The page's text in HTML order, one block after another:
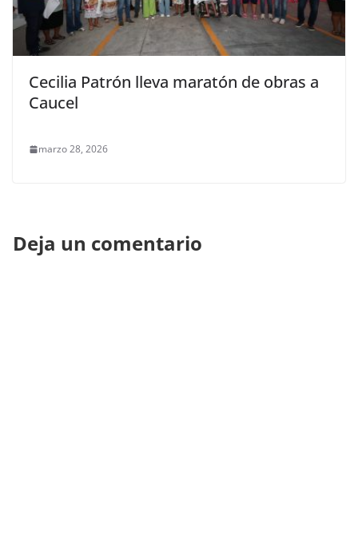
Cecilia Patrón lleva maratón de obras a
Caucel
marzo 28, 2026
Deja un comentario